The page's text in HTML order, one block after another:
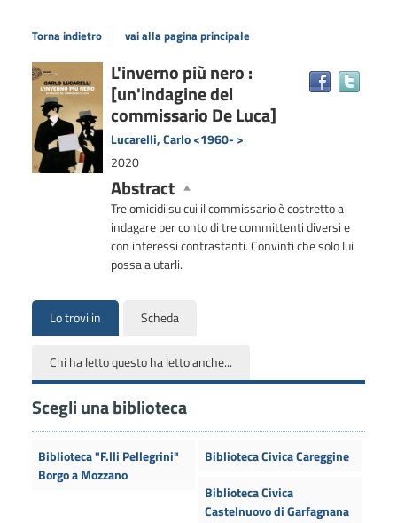
Torna indietro vai alla pagina principale
Dettaglio
del
documento
L'inverno più nero :
[un'indagine del
commissario De Luca]
Lucarelli, Carlo <1960- >
2020
Abstract
Tre omicidi su cui il commissario è costretto a
indagare per conto di tre committenti diversi e
con interessi contrastanti. Convinti che solo lui
possa aiutarli.
Lo trovi in Scheda
Chi ha letto questo ha letto anche...
Scegli una biblioteca
Biblioteca "F.lli Pellegrini"
Borgo a Mozzano
Biblioteca Civica Careggine
Biblioteca Civica
Castelnuovo di Garfagnana